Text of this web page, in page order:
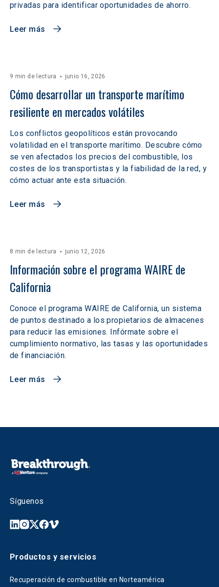
privadas para identificar oportunidades de ahorro.
Leer más
9 min de lectura junio 16, 2026
Cómo desarrollar un transporte marítimo
resiliente en mercados volátiles
Los conflictos geopolíticos están provocando
volatilidad en el transporte marítimo. Descubre cómo
se ven afectados los precios del combustible, los
costes de los transportistas y la fiabilidad de la red, y
cómo actuar ante esta situación.
Leer más
8 min de lectura junio 12, 2026
Información sobre el programa WAIRE de
California
Conoce el programa WAIRE de California, un sistema
de puntos destinado a los propietarios de almacenes
para reducir las emisiones. Infórmate sobre el
cumplimiento normativo, las tasas y las oportunidades
de financiación.
Leer más
Síguenos
Productos y servicios
Recuperación de combustible en Norteamérica